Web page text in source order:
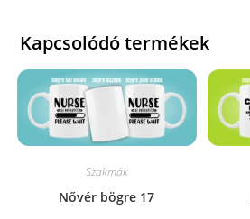
Kapcsolódó termékek
Szakmák
Nővér bögre 17